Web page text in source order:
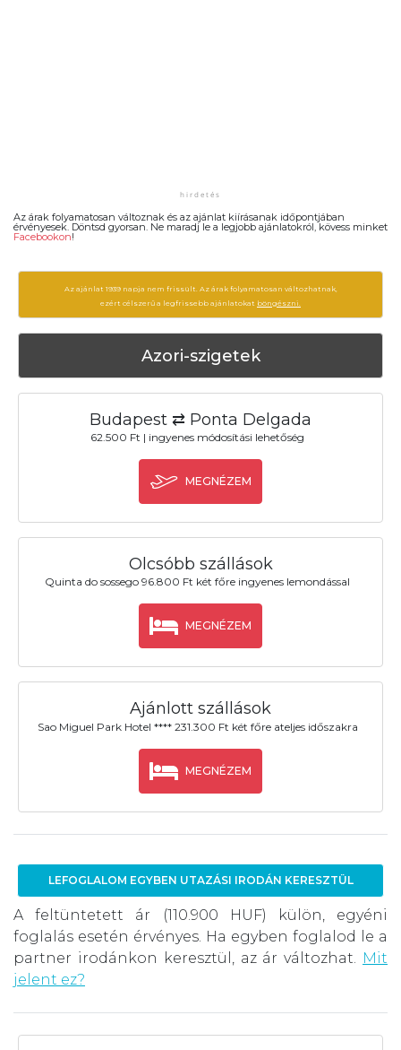
Az árak folyamatosan változnak és az ajánlat kiírásanak időpontjában
érvényesek. Döntsd gyorsan. Ne maradj le a legjobb ajánlatokról, kövess minket
Facebookon!
Az ajánlat 1939 napja nem frissült. Az árak folyamatosan változhatnak,
ezért célszerű a legfrissebb ajánlatokat böngészni.
Azori-szigetek
Budapest ⇄ Ponta Delgada
62.500 Ft | ingyenes módosítási lehetőség
MEGNÉZEM
Olcsóbb szállások
Quinta do sossego 96.800 Ft két főre ingyenes lemondással
MEGNÉZEM
Ajánlott szállások
Sao Miguel Park Hotel **** 231.300 Ft két főre ateljes időszakra
MEGNÉZEM
LEFOGLALOM EGYBEN UTAZÁSI IRODÁN KERESZTÜL
A feltüntetett ár (110.900 HUF) külön, egyéni
foglalás esetén érvényes. Ha egyben foglalod le a
partner irodánkon keresztül, az ár változhat.
Mit
jelent ez?